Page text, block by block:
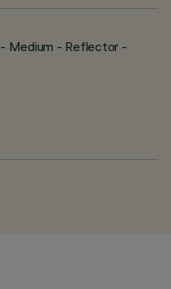
Medium - Reflector -